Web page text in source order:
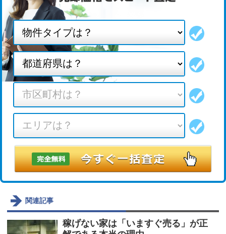
関連記事
稼げない家は「いますぐ売る」が正